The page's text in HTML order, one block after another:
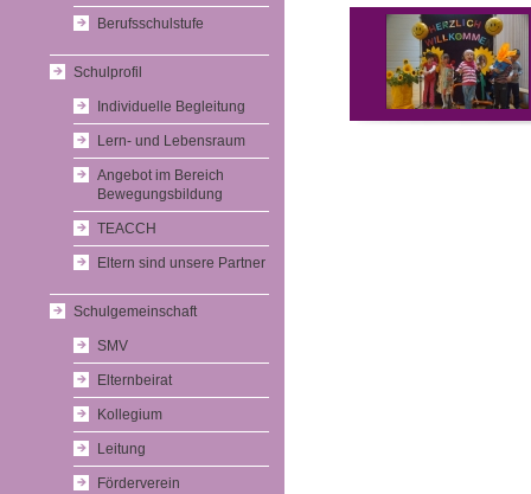
Berufsschulstufe
Schulprofil
Individuelle Begleitung
Lern- und Lebensraum
Angebot im Bereich
Bewegungsbildung
TEACCH
Eltern sind unsere Partner
Schulgemeinschaft
SMV
Elternbeirat
Kollegium
Leitung
Förderverein